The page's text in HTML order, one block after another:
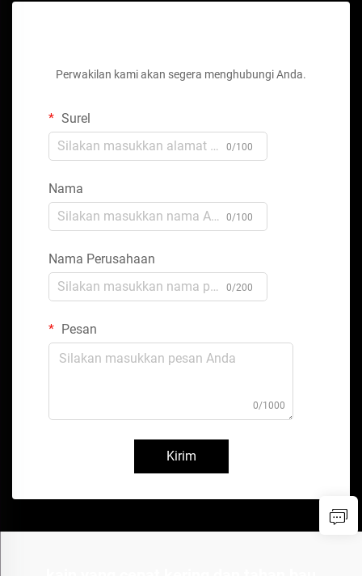
Perwakilan kami akan segera menghubungi Anda.
Surel
0/100
Nama
0/100
Nama Perusahaan
0/200
Pesan
0/1000
Kirim